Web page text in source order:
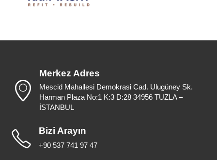
Merkez Adres
Mescid Mahallesi Demokrasi Cad. Ulugüney Sk.
Harman Plaza No:1 K:3 D:28 34956 TUZLA –
İSTANBUL
Bizi Arayın
+90 537 741 97 47